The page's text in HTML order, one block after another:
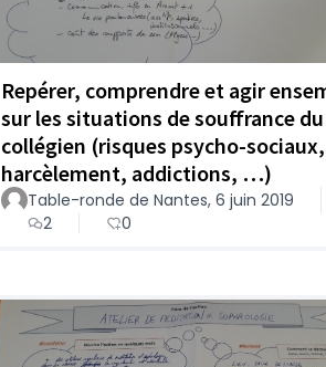
Repérer, comprendre et agir
sur les situations de souffrance du
collégien (risques psycho-sociaux,
harcèlement, addictions, …)
Table-ronde de Nantes, 6 juin 2019
2
0